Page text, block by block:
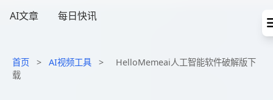
AI文章 每日快讯
首页 > AI视频工具 >
HelloMemeai人工智能软件破解版下
载